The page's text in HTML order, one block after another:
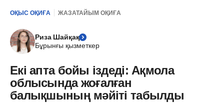
ОҚЫС ОҚИҒА ЖАЗАТАЙЫМ ОҚИҒА
Риза Шайқақ
Бұрынғы қызметкер
Екі апта бойы іздеді: Ақмола
облысында жоғалған
балықшының мәйіті табылды